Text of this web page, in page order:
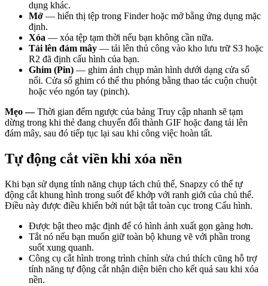
dụng khác.
Mở — hiển thị tệp trong Finder hoặc mở bằng ứng dụng mặc
định.
Xóa — xóa tệp tạm thời nếu bạn không cần nữa.
Tải lên đám mây — tải lên thủ công vào kho lưu trữ S3 hoặc
R2 đã định cấu hình của bạn.
Ghim (Pin) — ghim ảnh chụp màn hình dưới dạng cửa sổ
nổi. Cửa sổ ghim có thể thu phóng bằng thao tác cuộn chuột
hoặc véo ngón tay (pinch).
Mẹo —Thời gian đếm ngược của bảng Truy cập nhanh sẽ tạm
dừng trong khi thẻ đang chuyển đổi thành GIF hoặc đang tải lên
đám mây, sau đó tiếp tục lại sau khi công việc hoàn tất.
Tự động cắt viền khi xóa nền
Khi bạn sử dụng tính năng chụp tách chủ thể, Snapzy có thể tự
động cắt khung hình trong suốt để khớp với ranh giới của chủ thể.
Điều này được điều khiển bởi nút bật tắt toàn cục trong Cấu hình.
Được bật theo mặc định để có hình ảnh xuất gọn gàng hơn.
Tắt nó nếu bạn muốn giữ toàn bộ khung vẽ với phần trong
suốt xung quanh.
Công cụ cắt hình trong trình chỉnh sửa chú thích cũng hỗ trợ
tính năng tự động cắt nhận diện biên cho kết quả sau khi xóa
nền.